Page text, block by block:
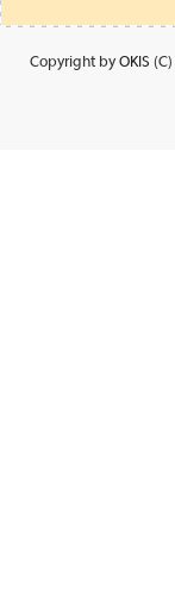
Copyright by OKIS